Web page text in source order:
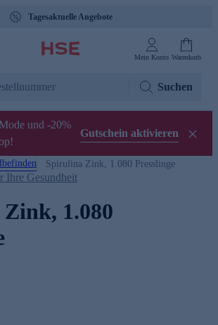
Tagesaktuelle Angebote
Mein Konto Warenkorb
Suchen
und -20%
Gutschein aktivieren
Spirulina Zink, 1.080 Presslinge
Ihre Gesundheit
1.080